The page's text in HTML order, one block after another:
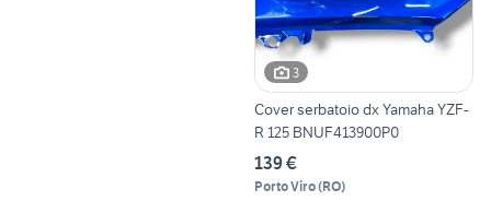
3
Cover serbatoio dx Yamaha YZF-
R 125 BNUF413900P0
139 €
Porto Viro(RO)